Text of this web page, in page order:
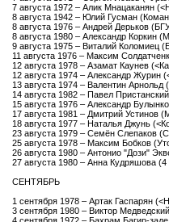
7 августа 1972 – Алик Мнацаканян
8 августа 1942 – Юлий Гусман
8 августа 1976 – Андрей Дерьков
8 августа 1980 – Александр
9 августа 1975 – Виталий Коломиец
11 августа 1976 – Максим
12 августа 1978 – Азамат Каунев
12 августа 1974 – Александр Журин
13 августа 1974 – Валентин
14 августа 1982 – Павел
15 августа 1976 – Александр
17 августа 1981 – Дмитрий
18 августа 1977 – Наталья Джунь
23 августа 1979 – Семён Слепаков
25 августа 1978 – Максим Бобков
26 августа 1980 – Антонио "Дози"
27 августа 1980 – Анна Кудряшова
СЕНТЯБРЬ
1 сентября 1978 – Артак Гаспарян
3 сентября 1980 – Виктор